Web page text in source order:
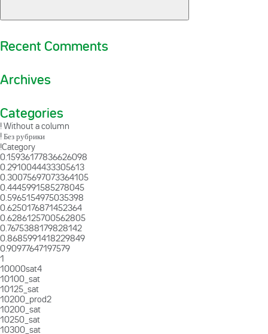
Recent Comments
Archives
Categories
! Without a column
! Без рубрики
!Category
0.15936177836626098
0.2910044433305613
0.30075697073364105
0.4445991585278045
0.5965154975035398
0.6250176871452364
0.6286125700562805
0.7675388179828142
0.8685991418229849
0.90977647197579
1
10000sat4
10100_sat
10125_sat
10200_prod2
10200_sat
10250_sat
10300_sat